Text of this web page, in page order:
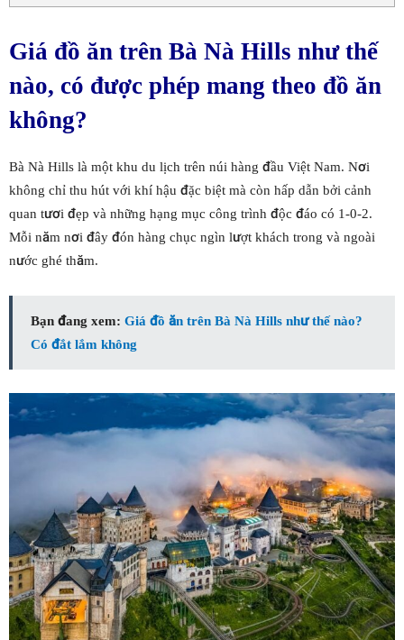
Giá đồ ăn trên Bà Nà Hills như thế
nào, có được phép mang theo đồ ăn
không?
Bà Nà Hills là một khu du lịch trên núi hàng đầu Việt Nam. Nơi
không chỉ thu hút với khí hậu đặc biệt mà còn hấp dẫn bởi cảnh
quan tươi đẹp và những hạng mục công trình độc đáo có 1-0-2.
Mỗi năm nơi đây đón hàng chục ngìn lượt khách trong và ngoài
nước ghé thăm.
Bạn đang xem: Giá đồ ăn trên Bà Nà Hills như thế nào?
Có đắt lắm không